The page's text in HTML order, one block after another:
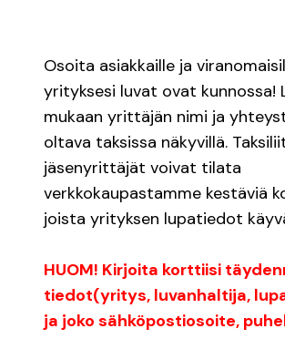
In English
Osoita asiakkaille ja
yrityksesi luvat ovat kunnossa!
mukaan yrittäjän nimi ja
oltava taksissa näkyvillä.
jäsenyrittäjät voivat tilata
verkkokaupastamme kestäviä
joista yrityksen lupatiedot
HUOM! Kirjoita korttiisi
tiedot(yritys, luvanhaltija,
ja joko sähköpostiosoite,